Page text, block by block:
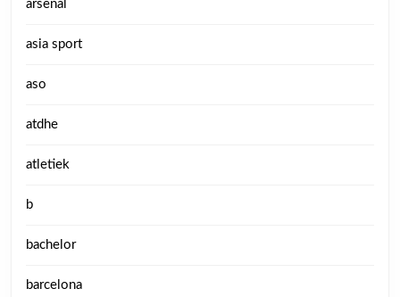
arsenal
asia sport
aso
atdhe
atletiek
b
bachelor
barcelona